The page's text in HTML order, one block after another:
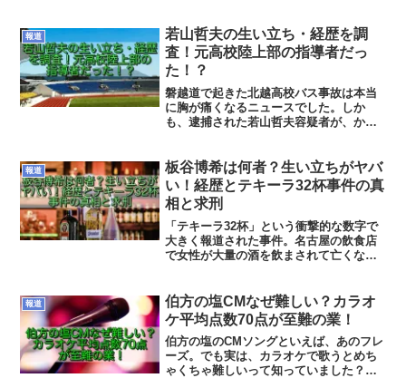
評判、そして表輝幸さんの座右の銘と言
われている「仕事はNO!から始まる」の
意味について見ていきます！
報道
若山哲夫の生い立ち・経歴を調
査！元高校陸上部の指導者だっ
た！？
磐越道で起きた北越高校バス事故は本当
に胸が痛くなるニュースでした。しか
も、逮捕された若山哲夫容疑者が、かつ
どんな人物？」と気になった人も多いは
ずです。この記事では、若山容疑者の生
い立ち、経歴について見ていこうと思い
ます。
報道
板谷博希は何者？生い立ちがヤバ
い！経歴とテキーラ32杯事件の真
相と求刑
「テキーラ32杯」という衝撃的な数字で
大きく報道された事件。名古屋の飲食店
で女性が大量の酒を飲まされて亡くな
歴や生い立ち、そして裁判の争点や求刑
のポイントまで、ネット報道をもとにわ
かりやすくまとめていきます。
報道
伯方の塩CMなぜ難しい？カラオ
ケ平均点数70点が至難の業！
伯方の塩のCMソングといえば、あのフレ
ーズ。でも実は、カラオケで歌うとめち
ゃくちゃ難しいって知っていました？